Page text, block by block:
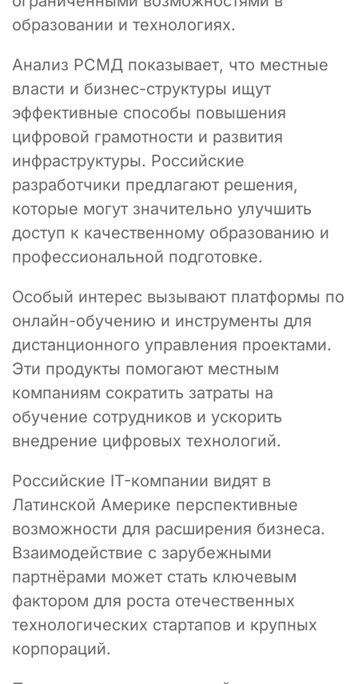
образовании и технологиях.
Анализ РСМД показывает, что местные
власти и бизнес-структуры ищут
эффективные способы повышения
цифровой грамотности и развития
инфраструктуры. Российские
разработчики предлагают решения,
которые могут значительно улучшить
доступ к качественному образованию и
профессиональной подготовке.
Особый интерес вызывают платформы по
онлайн-обучению и инструменты для
дистанционного управления проектами.
Эти продукты помогают местным
компаниям сократить затраты на
обучение сотрудников и ускорить
внедрение цифровых технологий.
Российские IT-компании видят в
Латинской Америке перспективные
возможности для расширения бизнеса.
Взаимодействие с зарубежными
партнёрами может стать ключевым
фактором для роста отечественных
технологических стартапов и крупных
корпораций.